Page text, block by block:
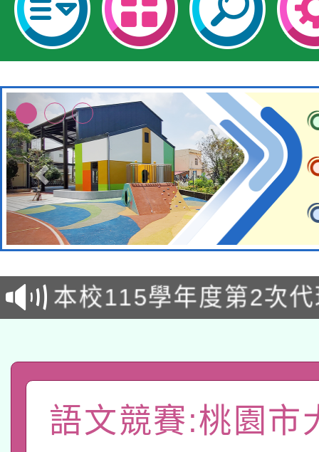
本校115學年度第1次
第3次招考甄選結果公
本校115學年度第2次
有關原住民族委員會
公告之原住民族歲時祭
一案。
兒童少年暑期犯罪預防
答一案
有關本府115年70歲以
人員健康講座「吃得安
本校115學年度第2次
語文競賽:桃園市